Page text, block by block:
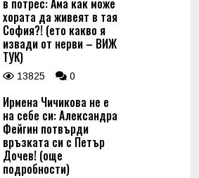
в потрес: Ама как може
хората да живеят в тая
София?! (ето какво я
извади от нерви – ВИЖ
ТУК)
13825 0
Ирмена Чичикова не е
на себе си: Александра
Фейгин потвърди
връзката си с Петър
Дочев! (още
подробности)